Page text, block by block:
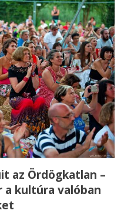
az Ördögkatlan –
a kultúra valóban